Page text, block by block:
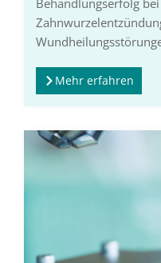
Behandlungserfolg
Mehr erfahren